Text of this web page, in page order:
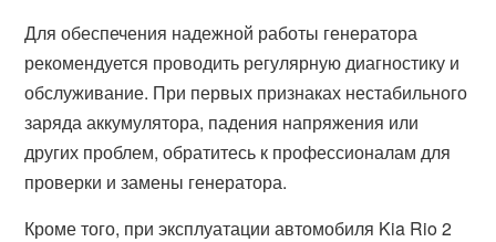
Для обеспечения надежной работы генератора
рекомендуется проводить регулярную диагностику и
обслуживание. При первых признаках нестабильного
заряда аккумулятора, падения напряжения или
других проблем, обратитесь к профессионалам для
проверки и замены генератора.
Кроме того, при эксплуатации автомобиля Kia Rio 2